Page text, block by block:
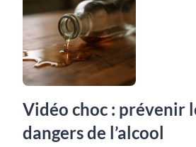
Vidéo choc : prévenir
dangers de l’alcool